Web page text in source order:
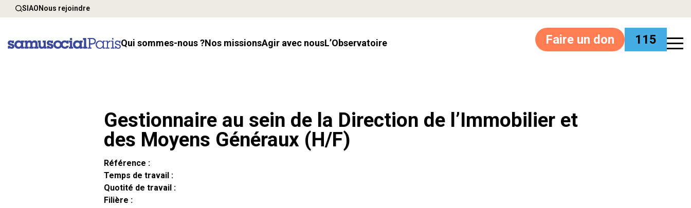
SIAONous rejoindre
Qui sommes-nous ? Nos missions Agir avec nous l’Observatoire Faire un don 115
Gestionnaire au sein de la Direction de l’Immobilier et
des Moyens Généraux (H/F)
Référence :
Temps de travail :
Quotité de travail :
Filière :